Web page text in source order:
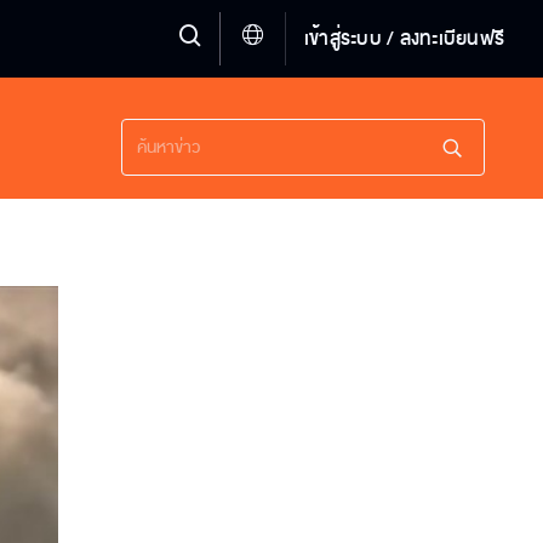
เข้าสู่ระบบ / ลงทะเบียนฟรี